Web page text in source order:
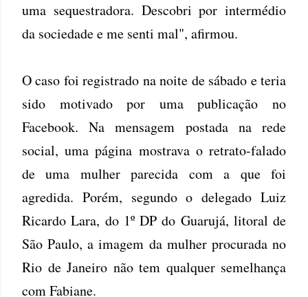
uma sequestradora. Descobri por intermédio
da sociedade e me senti mal", afirmou.
O caso foi registrado na noite de sábado e teria
sido motivado por uma publicação no
Facebook. Na mensagem postada na rede
social, uma página mostrava o retrato-falado
de uma mulher parecida com a que foi
agredida. Porém, segundo o delegado Luiz
Ricardo Lara, do 1º DP do Guarujá, litoral de
São Paulo, a imagem da mulher procurada no
Rio de Janeiro não tem qualquer semelhança
com Fabiane.